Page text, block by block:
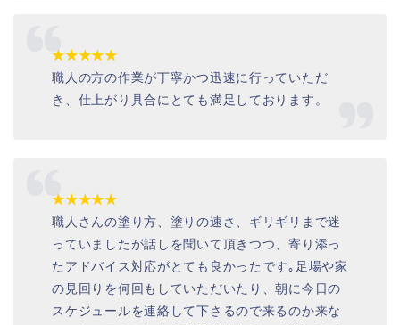
★★★★★
職人の方の作業が丁寧かつ迅速に行っていただ
き、仕上がり具合にとても満足しております。
★★★★★
職人さんの塗り方、塗りの速さ、ギリギリまで迷
っていましたが話しを聞いて頂きつつ、寄り添っ
たアドバイス対応がとても良かったです｡足場や家
の見回りを何回もしていただいたり、朝に今日の
スケジュールを連絡して下さるので来るのか来な